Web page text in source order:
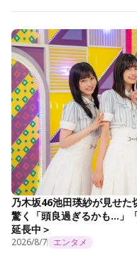
乃木坂46池田瑛紗が見せ
驚く「頭良過ぎるかも…」
延長中＞
2026/8/7 エンタメ